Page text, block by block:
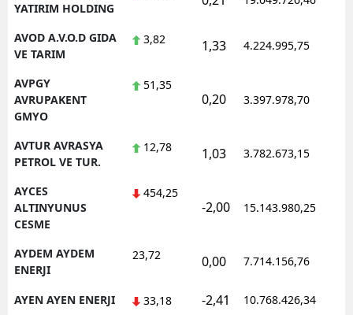
YATIRIM HOLDING
AVOD A.V.O.D GIDA
VE TARIM
3,82 1,33 4.224.995,75
AVPGY
AVRUPAKENT
GMYO
51,35
0,20 3.397.978,70
AVTUR AVRASYA
PETROL VE TUR.
12,78 1,03 3.782.673,15
AYCES
ALTINYUNUS
CESME
454,25
-2,00 15.143.980,25
AYDEM AYDEM
ENERJI
23,72 0,00 7.714.156,76
AYEN AYEN ENERJI 33,18 -2,41 10.768.426,34